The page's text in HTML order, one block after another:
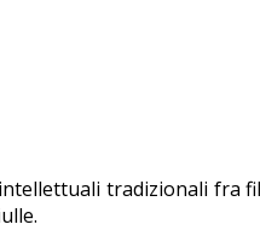
tradizionali fra